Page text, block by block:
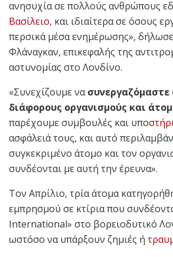
ανησυχία σε πολλούς ανθρώπους
Βασίλειο, και ιδιαίτερα σε όσους
περσικά μέσα ενημέρωσης»,
Φλάναγκαν, επικεφαλής της
αστυνομίας στο Λονδίνο.
«Συνεχίζουμε νασυνεργαζόμαστε
διάφορους οργανισμούς και
παρέχουμε συμβουλές και υπο
ασφάλειά τους, και αυτό
συγκεκριμένο άτομο και τον
συνδέονται με αυτή την έρευνα».
Τον Απρίλιο, τρία άτομα
εμπρησμού σε κτίρια που
International» στο βορειοδυτικό
ωστόσο να υπάρξουν ζημιές ή